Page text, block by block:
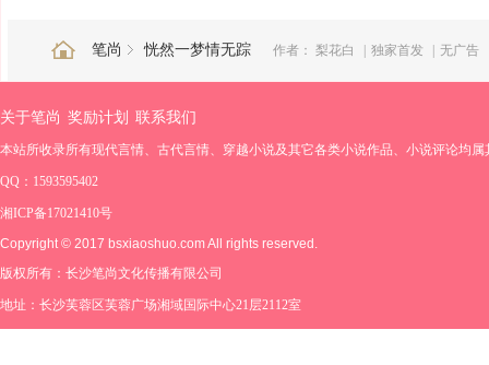
笔尚 恍然一梦情无踪 作者： 梨花白 | 独家首发 | 无广告
关于笔尚 奖励计划 联系我们
本站所收录所有现代言情、古代言情、穿越小说及其它各类小说作品、小说评论均
QQ：1593595402
湘ICP备17021410号
Copyright © 2017 bsxiaoshuo.com All rights reserved.
版权所有：长沙笔尚文化传播有限公司
地址：长沙芙蓉区芙蓉广场湘域国际中心21层2112室